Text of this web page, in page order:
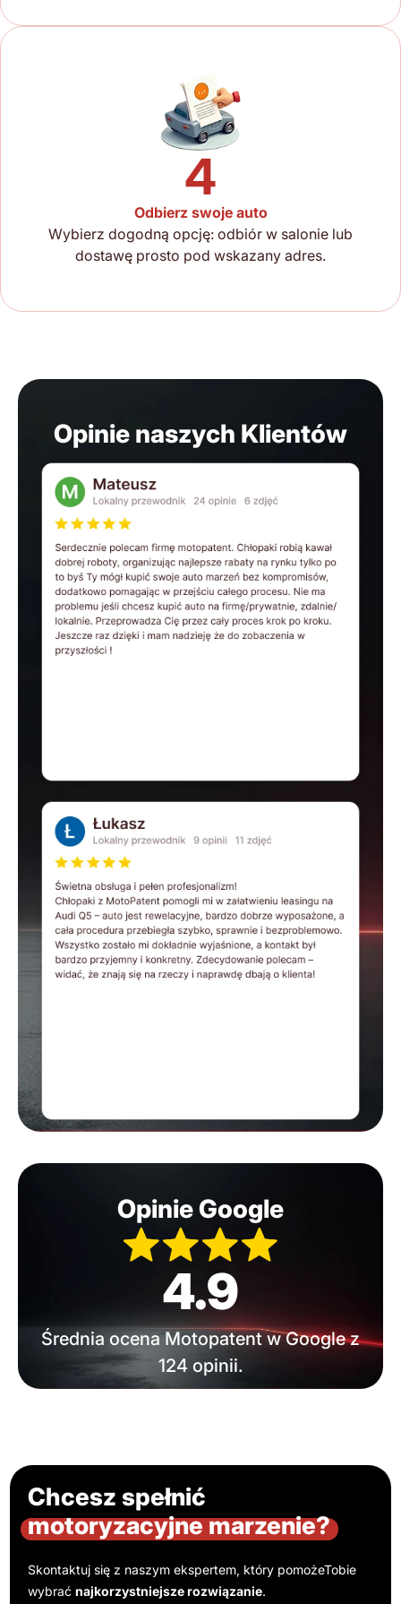
4
Odbierz swoje auto
Wybierz dogodną opcję: odbiór w salonie lub
dostawę prosto pod wskazany adres.
Opinie naszych Klientów
Opinie Google
4.9
Średnia ocena Motopatent w Google z
124 opinii.
Chcesz spełnić
motoryzacyjne marzenie?
Skontaktuj się z naszym ekspertem, który pomożeTobie
wybraćnajkorzystniejsze rozwiązanie.